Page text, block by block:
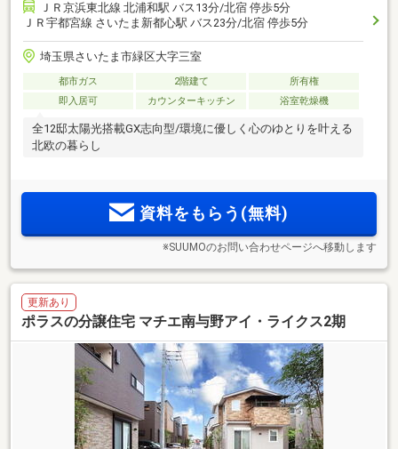
ＪＲ京浜東北線 北浦和駅 バス13分/北宿 停歩5分
ＪＲ宇都宮線 さいたま新都心駅 バス23分/北宿 停歩5分
埼玉県さいたま市緑区大字三室
都市ガス 2階建て
所有権
即入居可
カウンターキッチン 浴室乾燥機
全12邸太陽光搭載GX志向型/環境に優しく心のゆとりを叶える
北欧の暮らし
資料をもらう(無料)
※SUUMOのお問い合わせページへ移動します
更新あり
ポラスの分譲住宅 マチエ南与野アイ・ライクス2期